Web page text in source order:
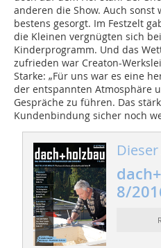
anderen die Show. Auch
bestens gesorgt. Im Festzelt
die Kleinen vergnügten sich
Kinderprogramm. Und das
zufrieden war Creaton-
Starke: „Für uns war es eine
der entspannten Atmosphäre
Gespräche zu führen. Das
Kundenbindung sicher noch
8/